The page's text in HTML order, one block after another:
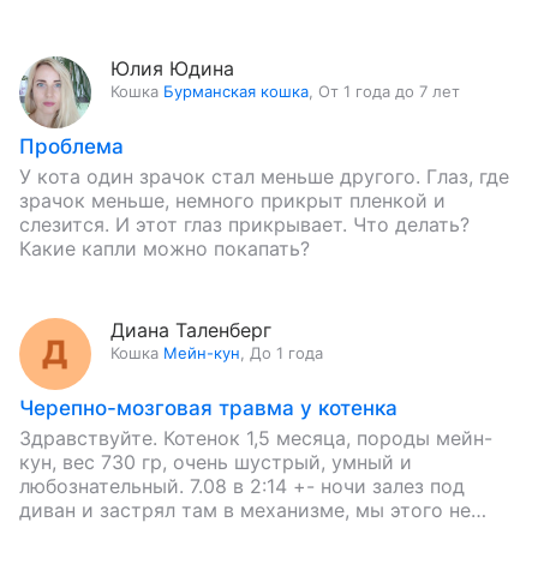
Юлия Юдина
Кошка Бурманская кошка От 1 года до 7 лет
Проблема
У кота один зрачок стал меньше другого. Глаз, где
зрачок меньше, немного прикрыт пленкой и
слезится. И этот глаз прикрывает. Что делать?
Какие капли можно покапать?
Диана Таленберг
Кошка Мейн-кун До 1 года
Черепно-мозговая травма у котенка
Здравствуйте. Котенок 1,5 месяца, породы мейн-
кун, вес 730 гр, очень шустрый, умный и
любознательный. 7.08 в 2:14 +- ночи залез под
диван и застрял там в механизме, мы этого не…